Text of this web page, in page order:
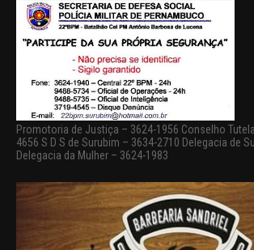
Promotoria de Justiça – 3624-1956 Conselho
4656 S D S de Surubim – 3634-2710 Delegacia de
Delegacia da Mulher – 3624-1983